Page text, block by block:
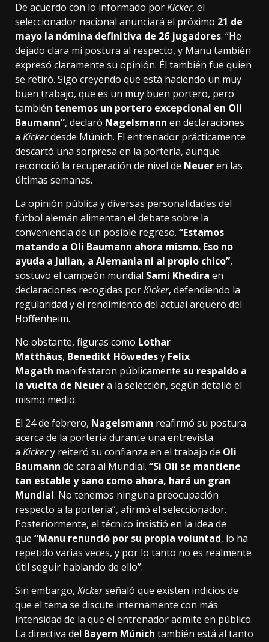
De acuerdo con lo informado porKicker, el
seleccionador nacional anunciará el próximo 21 de
mayo la nómina definitiva de 26 jugadores. “He
dejado clara mi postura al respecto, y Manu también
expresó claramente su opinión. Él también fue quien
se retiró. Sigo creyendo que está haciendo un muy
buen trabajo, que es un muy buen portero, pero
también tenemos un portero excepcional en Oli
Baumann”, declaró Nagelsmann en declaraciones
a Kickerdesde Múnich. El entrenador prácticamente
descartó una sorpresa en la portería, aunque
reconoció la recuperación de nivel de Neueren las
últimas semanas.
La opinión pública y diversas personalidades del
fútbol alemán alimentan el debate sobre la
conveniencia de un posible regreso. “Estamos
matando a Oli Baumann ahora mismo. Eso no
ayuda a Julian, a Alemania ni al propio chico”,
sostuvo el campeón mundial Sami Khedira en
declaraciones recogidas porKicker, defendiendo la
regularidad y el rendimiento del actual arquero del
Hoffenheim.
No obstante, figuras como Lothar
Matthäus, Benedikt Höwedesy Felix
Magath manifestaron públicamente su respaldo a
la vuelta de Neuera la selección, según detalló el
mismo medio.
El 24 de febrero, Nagelsmann reafirmó su postura
acerca de la portería durante una entrevista
a Kickery reiteró su confianza en el trabajo de Oli
Baumann de cara al Mundial. “Si Oli se mantiene
tan estable y sano como ahora, hará un gran
Mundial. No tenemos ninguna preocupación
respecto a la portería”, afirmó el seleccionador.
Posteriormente, el técnico insistió en la idea de
que “Manu renunció por su propia voluntad, lo ha
repetido varias veces, y por lo tanto no es realmente
útil seguir hablando de ello”.
Sin embargo, Kickerseñaló que existen indicios de
que el tema se discute internamente con más
intensidad de la que el entrenador admite en público.
La directiva del Bayern Múnich también está al tanto